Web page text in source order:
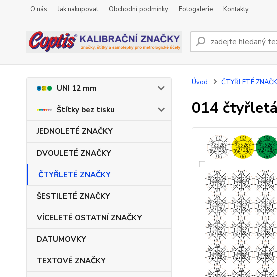
O nás Jak nakupovat Obchodní podmínky Fotogalerie Kontakty
UNI 12 mm
Štítky bez tisku
JEDNOLETÉ ZNAČKY
DVOULETÉ ZNAČKY
ČTYŘLETÉ ZNAČKY
ŠESTILETÉ ZNAČKY
VÍCELETÉ OSTATNÍ ZNAČKY
DATUMOVKY
TEXTOVÉ ZNAČKY
Úvod ČTYŘLETÉ
014